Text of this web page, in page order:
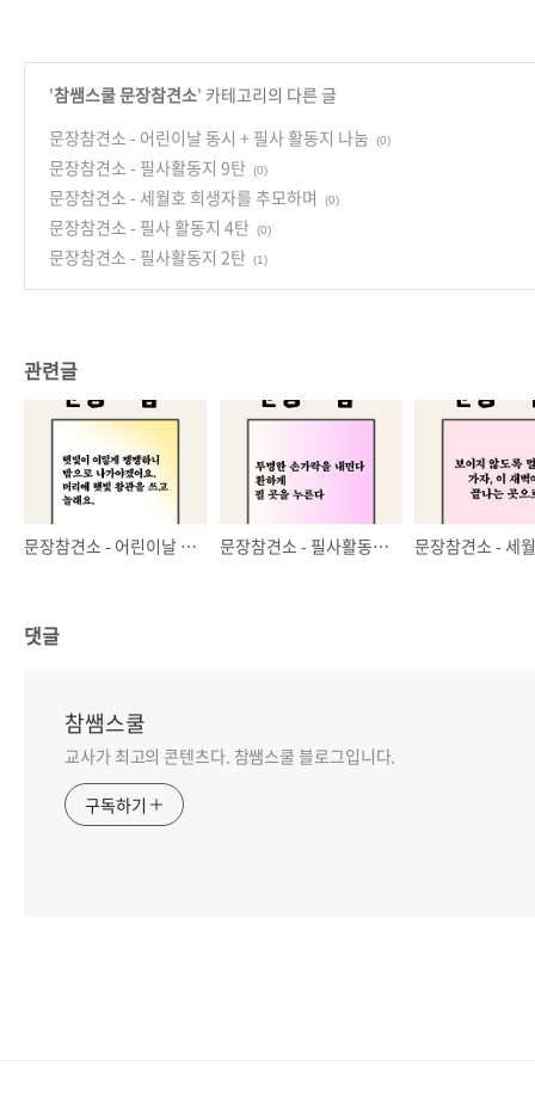
'참쌤스쿨 문장참견소' 카테고리의 다른 글
문장참견소 - 어린이날 동시 + 필사 활동지 나눔
(0)
문장참견소 - 필사활동지 9탄 (0)
문장참견소 - 세월호 희생자를 추모하며 (0)
문장참견소 - 필사 활동지 4탄 (0)
문장참견소 - 필사활동지 2탄 (1)
관련글
문장참견소 - 어린이날 동시 + 필사 활동지 나눔 문장참견소 - 필사활동지 9탄
댓글
참쌤스쿨
교사가 최고의 콘텐츠다. 참쌤스쿨 블로그입니다.
구독하기